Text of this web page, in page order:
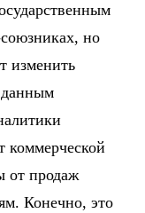
но
изменить
коммерческой
от продаж
Конечно, это